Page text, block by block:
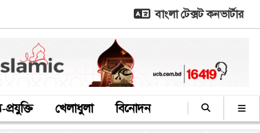
বাংলা টেক্সট কনভার্টার
খেলাধুলা বিনোদন